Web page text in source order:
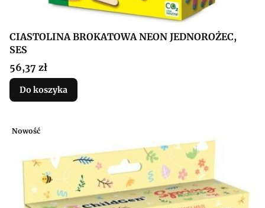
CIASTOLINA BROKATOWA NEON JEDNOROŻEC,
SES
Cena
56,37 zł
Do koszyka
Nowość